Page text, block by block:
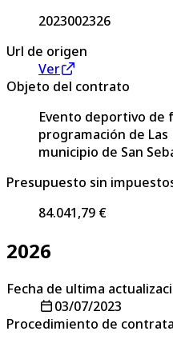
2023002326
Url de origen
Ver
Objeto del contrato
Evento deportivo de
programación de Las
municipio de San
Presupuesto sin
84.041,79 €
2026
Fecha de ultima
03/07/2023
Procedimiento de